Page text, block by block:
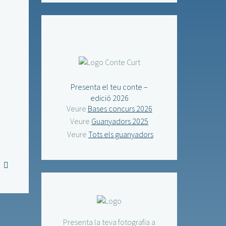
Presenta el teu conte –
edició 2026
Veure Bases concurs 2026
Veure Guanyadors 2025
Veure Tots els guanyadors
Presenta la teva fotografia a